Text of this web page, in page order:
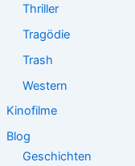
Thriller
Tragödie
Trash
Western
Kinofilme
Blog
Geschichten